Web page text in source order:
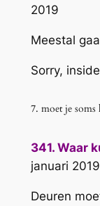
2019
Meestal
Sorry,
7. moet je soms
341. Waar
januari 2019
Deuren